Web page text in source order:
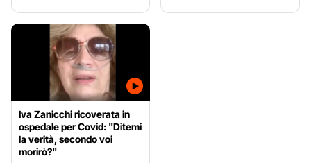
Iva Zanicchi ricoverata in
ospedale per Covid: "Ditemi
la verità, secondo voi
morirò?"